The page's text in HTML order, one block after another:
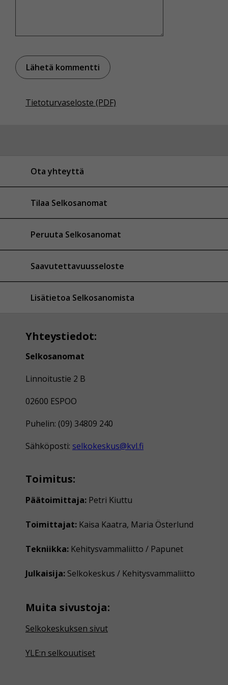
Tietoturvaseloste (PDF)
Ota yhteyttä
Tilaa Selkosanomat
Peruuta Selkosanomat
Saavutettavuusseloste
Lisätietoa Selkosanomista
Yhteystiedot:
Selkosanomat
Linnoitustie 2 B
02600 ESPOO
Puhelin: (09) 34809 240
Sähköposti: selkokeskus@kvl.fi
Toimitus:
Päätoimittaja: Petri Kiuttu
Toimittajat: Kaisa Kaatra, Maria Österlund
Tekniikka: Kehitysvammaliitto / Papunet
Julkaisija: Selkokeskus / Kehitysvammaliitto
Muita sivustoja:
Selkokeskuksen sivut
YLE:n selkouutiset